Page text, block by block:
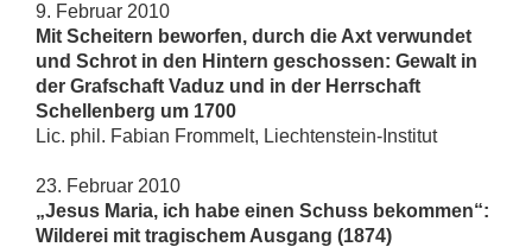
9. Februar 2010
Mit Scheitern beworfen, durch die Axt verwundet
und Schrot in den Hintern geschossen: Gewalt in
der Grafschaft Vaduz und in der Herrschaft
Schellenberg um 1700
Lic. phil. Fabian Frommelt, Liechtenstein-Institut
23. Februar 2010
„Jesus Maria, ich habe einen Schuss bekommen“:
Wilderei mit tragischem Ausgang (1874)